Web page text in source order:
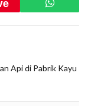
Api di Pabrik Kayu